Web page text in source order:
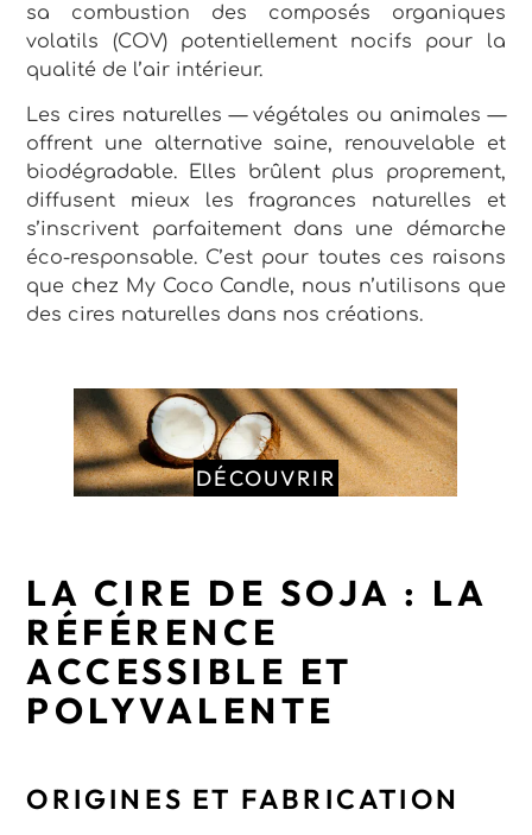
sa combustion des composés organiques
volatils (COV) potentiellement nocifs pour la
qualité de l’air intérieur.
Les cires naturelles — végétales ou animales —
offrent une alternative saine, renouvelable et
biodégradable. Elles brûlent plus proprement,
diffusent mieux les fragrances naturelles et
s’inscrivent parfaitement dans une démarche
éco-responsable. C’est pour toutes ces raisons
que chez My Coco Candle, nous n’utilisons que
des cires naturelles dans nos créations.
DÉCOUVRIR
LA CIRE DE SOJA : LA
RÉFÉRENCE
ACCESSIBLE ET
POLYVALENTE
ORIGINES ET FABRICATION